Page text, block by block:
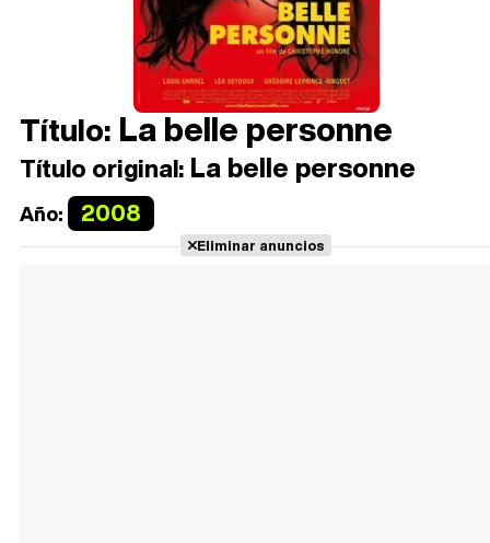
Título: La belle personne
Título original: La belle personne
Año: 2008
Eliminar anuncios